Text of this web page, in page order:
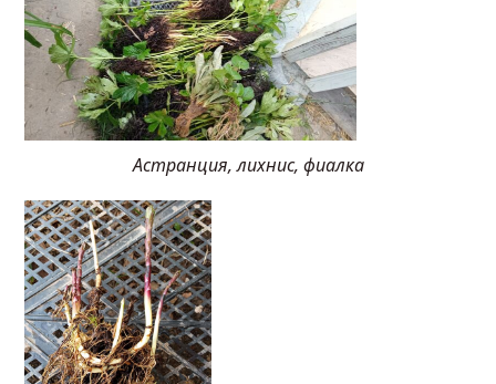
Астранция, лихнис, фиалка